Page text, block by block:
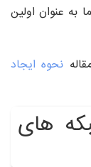
عنوان اولین
نحوه ایجاد
های